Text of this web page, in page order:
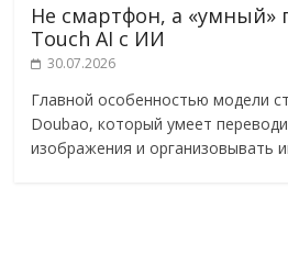
Не смартфон, а «умный»
Touch AI с ИИ
30.07.2026
Главной особенностью модели
Doubao, который умеет
изображения и организовывать